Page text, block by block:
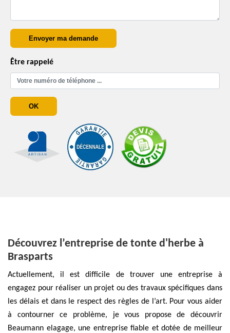
Être rappelé
Découvrez l’entreprise de tonte d'herbe à
Brasparts
Actuellement, il est difficile de trouver une entreprise à
engagez pour réaliser un projet ou des travaux spécifiques dans
les délais et dans le respect des règles de l’art. Pour vous aider
à contourner ce problème, je vous propose de découvrir
Beaumann elagage, une entreprise fiable et dotée de meilleur